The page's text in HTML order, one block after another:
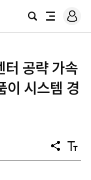
검
전
로
그
터 공략 가속
이 시스템 경
공
유
텍
스